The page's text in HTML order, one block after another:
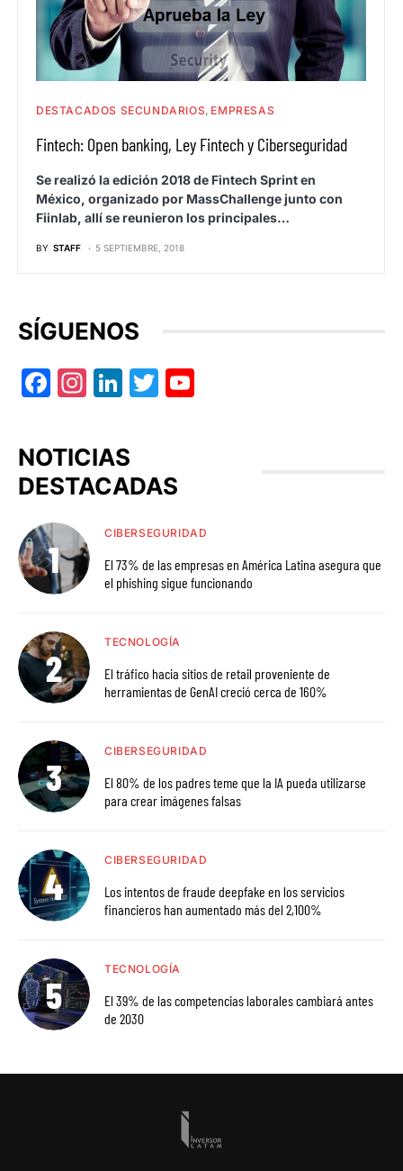
DESTACADOS SECUNDARIOS EMPRESAS
Fintech: Open banking, Ley Fintech y Ciberseguridad
Se realizó la edición 2018 de Fintech Sprint en
México, organizado por MassChallenge junto con
Fiinlab, allí se reunieron los principales…
BY STAFF 5 SEPTIEMBRE, 2018
SÍGUENOS
Facebook
Instagram
LinkedIn
Twitter
NOTICIAS
DESTACADAS
CIBERSEGURIDAD
El 73% de las empresas en América Latina asegura que
el phishing sigue funcionando
TECNOLOGÍA
El tráfico hacia sitios de retail proveniente de
herramientas de GenAI creció cerca de 160%
CIBERSEGURIDAD
El 80% de los padres teme que la IA pueda utilizarse
para crear imágenes falsas
CIBERSEGURIDAD
Los intentos de fraude deepfake en los servicios
financieros han aumentado más del 2,100%
TECNOLOGÍA
El 39% de las competencias laborales cambiará antes
de 2030